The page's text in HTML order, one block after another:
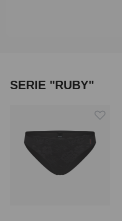
Produktgalerie überspringen
SERIE "RUBY"